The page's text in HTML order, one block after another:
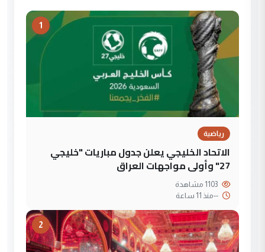
1
رياضية
الاتحاد الخليجي يعلن جدول مباريات "خليجي
27" وأولى مواجهات العراق
--منذ 11 ساعة
2